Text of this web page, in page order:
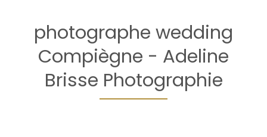
photographe wedding
Compiègne - Adeline
Brisse Photographie